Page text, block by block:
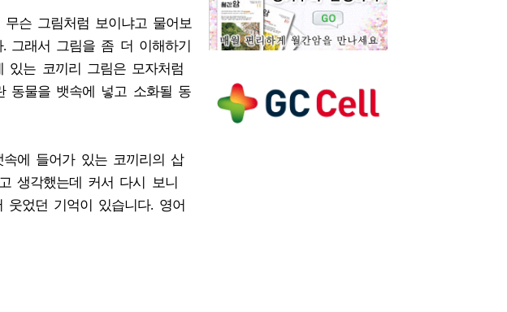
슨 그림처럼 보이냐고 물어보
그래서 그림을 좀 더 이해하기
있는 코끼리 그림은 모자처럼
동물을 뱃속에 넣고 소화될 동
에 들어가 있는 코끼리의 삽
생각했는데 커서 다시 보니
었던 기억이 있습니다. 영어